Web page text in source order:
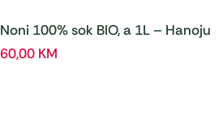
Noni 100% sok BIO, a 1L – Hanoju
60,00 KM